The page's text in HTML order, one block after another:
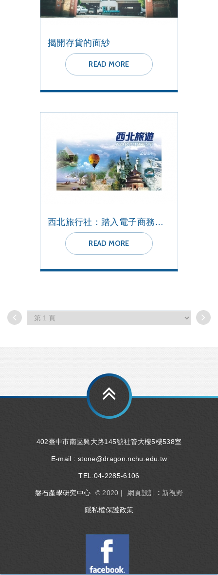
揭開存貨的面紗
READ MORE
西北旅行社：踏入電子商務後的未來
READ MORE
402臺中市南區興大路145號社管大樓5樓538室
E-mail : stone@dragon.nchu.edu.tw
TEL:04-2285-6106
磐石產學研究中心 © 2020 | 網頁設計 : 新視野
隱私權保護政策